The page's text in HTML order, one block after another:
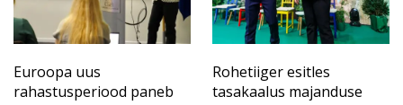
Euroopa uus
rahastusperiood paneb
Rohetiiger esitles
tasakaalus majanduse